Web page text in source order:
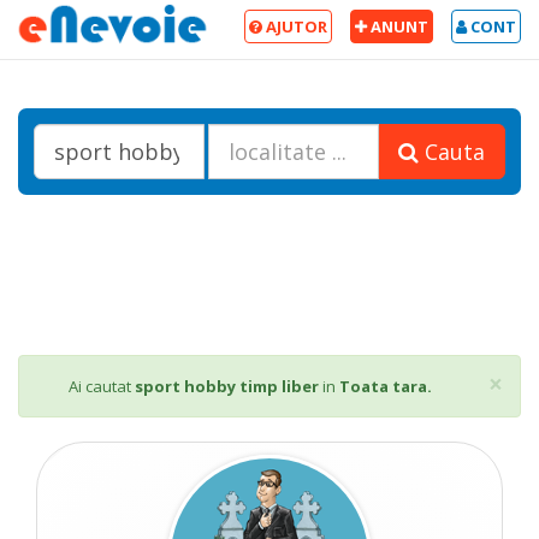
CONT
ANUNT
AJUTOR
Cauta
×
Ai cautat sport hobby timp liberin Toata tara.